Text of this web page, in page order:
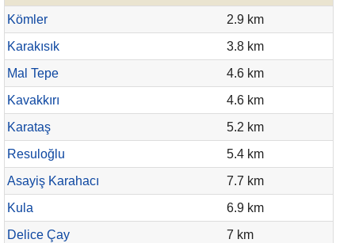
Kömler
2.9 km
Karakısık
3.8 km
Mal Tepe
4.6 km
Kavakkırı
4.6 km
Karataş
5.2 km
Resuloğlu
5.4 km
Asayiş Karahacı
7.7 km
Kula
6.9 km
Delice Çay
7 km